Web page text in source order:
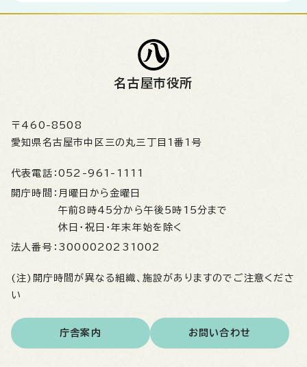
名古屋市役所
〒460-8508
愛知県名古屋市中区三の丸三丁目1番1号
代表電話： 052-961-1111
開庁時間： 月曜日から金曜日
午前8時45分から午後5時15分まで
休日・祝日・年末年始を除く
法人番号： 3000020231002
(注)開庁時間が異なる組織、施設がありますのでご注意くださ
い
庁舎案内 お問い合わせ